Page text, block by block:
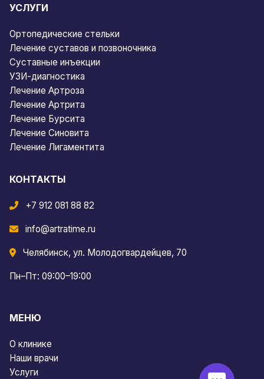
УСЛУГИ
Ортопедические стельки
Лечение суставов и позвоночника
Суставные инъекции
УЗИ-диагностика
Лечение Артроза
Лечение Артрита
Лечение Бурсита
Лечение Синовита
Лечение Лигаментита
КОНТАКТЫ
+7 912 081 88 82
info@artratime.ru
Челябинск, ул. Молодогвардейцев, 70
Пн–Пт: 09:00–19:00
МЕНЮ
О клинике
Наши врачи
Услуги